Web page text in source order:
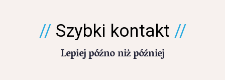
Szybki kontakt
Lepiej późno niż później